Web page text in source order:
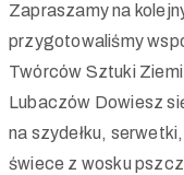
Zapraszamy na
przygotowaliśmy
Twórców Sztuki
Lubaczów Dowiesz
na szydełku,
świece z wosku